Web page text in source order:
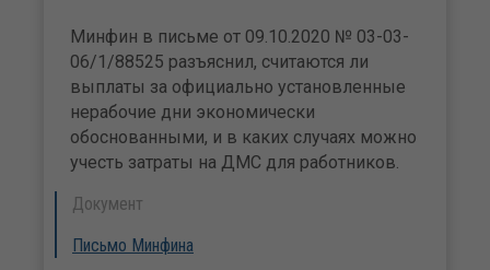
Минфин в письме от 09.10.2020 № 03-03-
06/1/88525 разъяснил, считаются ли
выплаты за официально установленные
нерабочие дни экономически
обоснованными, и в каких случаях можно
учесть затраты на ДМС для работников.
Документ
Письмо Минфина